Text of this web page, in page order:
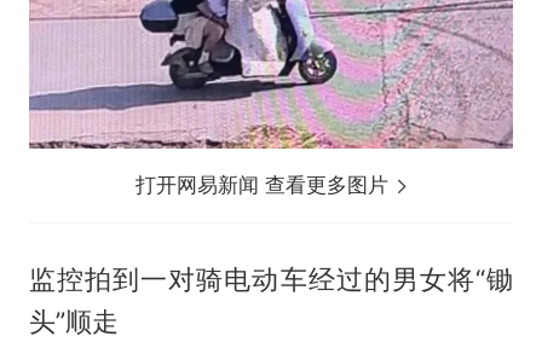
打开网易新闻 查看更多图片
监控拍到一对骑电动车经过的男女将“锄
头”顺走